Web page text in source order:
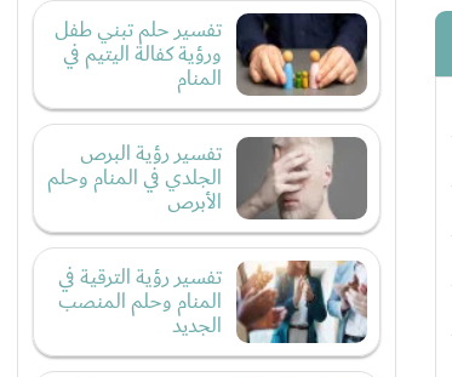
تفسير حلم تبني طفل
ورؤية كفالة اليتيم في
المنام
تفسير رؤية البرص
الجلدي في المنام وحلم
الأبرص
تفسير رؤية الترقية في
المنام وحلم المنصب
الجديد